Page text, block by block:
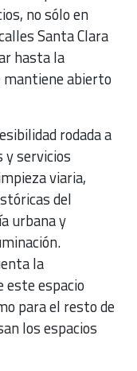
no sólo en
Santa Clara
hasta la
mantiene abierto
rodada a
y servicios
viaria,
del
urbana y
la
este espacio
para el resto de
los espacios